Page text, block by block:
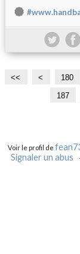
<< <
1
0
1
1
1
2
1
3
1
4
1
5
1
6
1
7
180
187
Voir le profil de
Signaler un abus